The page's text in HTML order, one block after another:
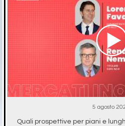
5 agosto
Quali prospettive per piani e